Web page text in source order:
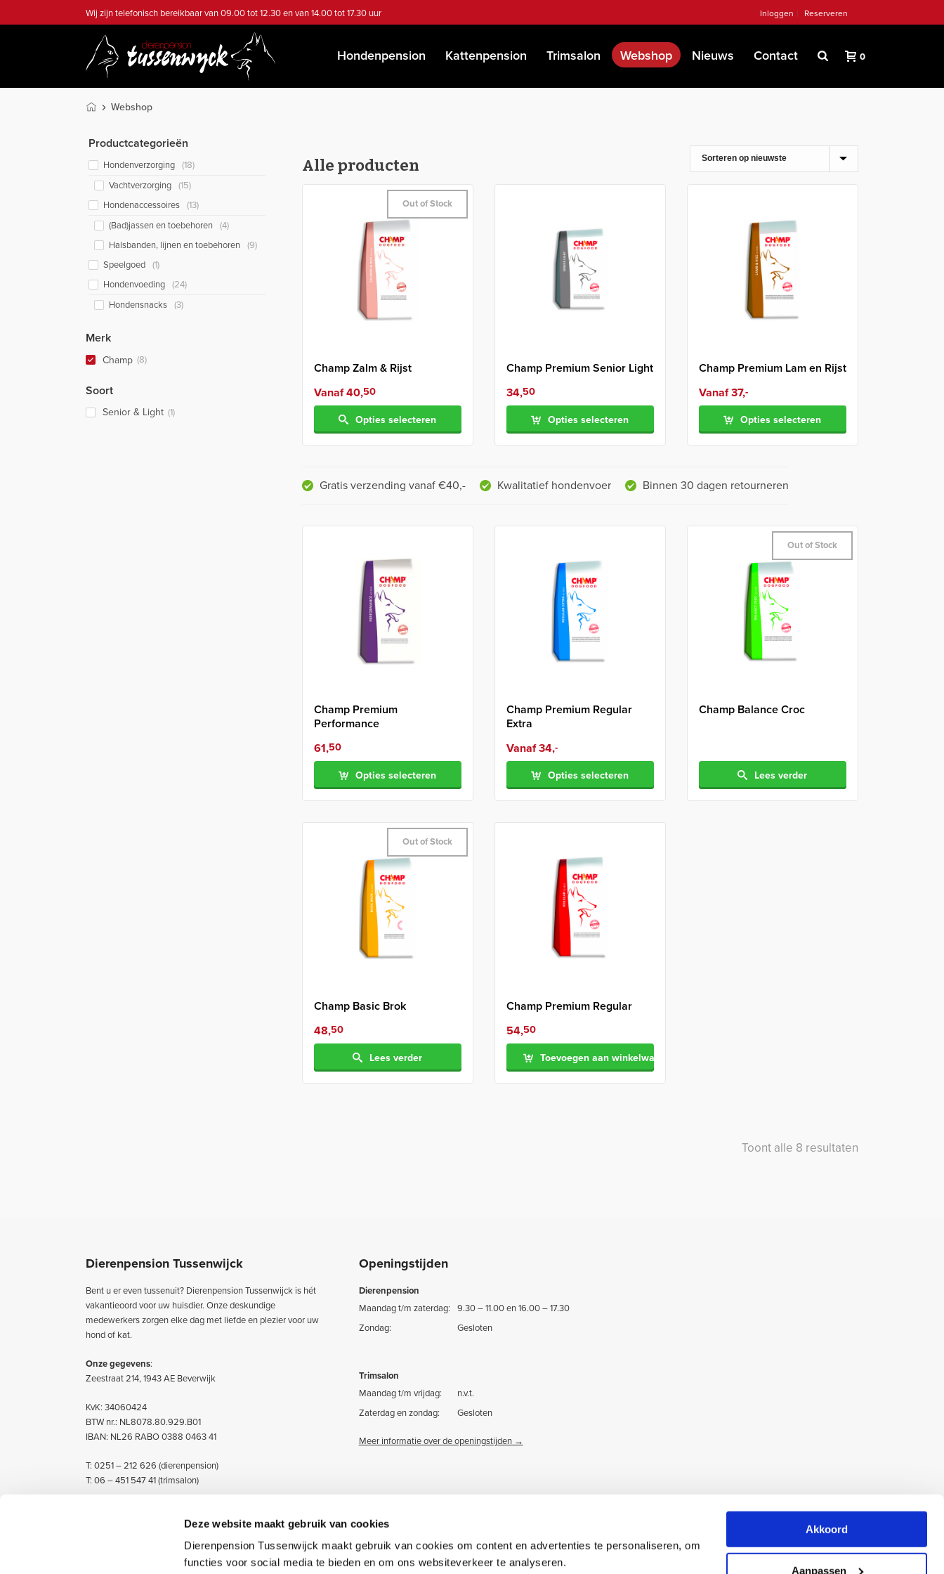
Deze website maakt gebruik van cookies
Dierenpension Tussenwijck maakt gebruik van cookies om content en advertenties te personaliseren, om
functies voor social media te bieden en om ons websiteverkeer te analyseren.
Akkoord
Aanpassen
Inloggen Reserveren
Wij zijn telefonisch bereikbaar van 09.00 tot 12.30 en van 14.00 tot 17.30 uur
Hondenpension Kattenpension Trimsalon Webshop Nieuws Contact 0
Webshop
Alle producten
Champ Zalm & Rijst
Out of Stock
Vanaf 40,50
Opties selecteren
Champ Premium Senior Light
34,50
Opties selecteren
Champ Premium Lam en Rijst
Vanaf 37,-
Opties selecteren
Gratis verzending vanaf €40,- Kwalitatief hondenvoer Binnen 30 dagen retourneren
Champ Premium
Performance
61,50
Opties selecteren
Champ Premium Regular
Extra
Vanaf 34,-
Opties selecteren
Champ Balance Croc
Out of Stock
Lees verder
Champ Basic Brok
Out of Stock
48,50
Lees verder
Champ Premium Regular
54,50
Toevoegen aan winkelwagen
Toont alle 8 resultaten
Productcategorieën
Hondenverzorging
(18)
Vachtverzorging
(15)
Hondenaccessoires
(13)
(Bad)jassen en toebehoren
(4)
Halsbanden, lijnen en toebehoren
(9)
Speelgoed
(1)
Hondenvoeding
(24)
Hondensnacks
(3)
Merk
Champ (8)
Soort
Senior & Light (1)
Dierenpension Tussenwijck
Bent u er even tussenuit? Dierenpension Tussenwijck is hét
vakantieoord voor uw huisdier. Onze deskundige
medewerkers zorgen elke dag met liefde en plezier voor uw
hond of kat.
Onze gegevens:
Zeestraat 214, 1943 AE Beverwijk
KvK: 34060424
BTW nr.: NL8078.80.929.B01
IBAN: NL26 RABO 0388 0463 41
T: 0251 – 212 626 (dierenpension)
T: 06 – 451 547 41 (trimsalon)
Openingstijden
Dierenpension
Maandag t/m zaterdag:
9.30 – 11.00 en 16.00 – 17.30
Zondag:
Gesloten
Trimsalon
Maandag t/m vrijdag:
n.v.t.
Zaterdag en zondag:
Gesloten
Meer informatie over de openingstijden →